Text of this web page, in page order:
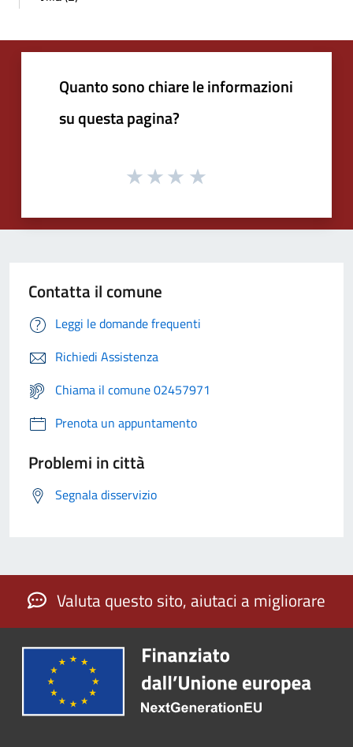
Quanto sono chiare le informazioni
su questa pagina?
Contatta il comune
Leggi le domande frequenti
Richiedi Assistenza
Chiama il comune 02457971
Prenota un appuntamento
Problemi in città
Segnala disservizio
Valuta questo sito, aiutaci a migliorare